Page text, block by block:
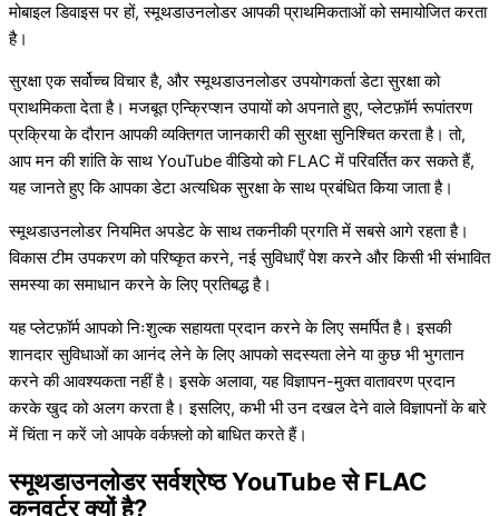
मोबाइल डिवाइस पर हों, स्मूथडाउनलोडर आपकी प्राथमिकताओं को समायोजित करता
है।
सुरक्षा एक सर्वोच्च विचार है, और स्मूथडाउनलोडर उपयोगकर्ता डेटा सुरक्षा को
प्राथमिकता देता है। मजबूत एन्क्रिप्शन उपायों को अपनाते हुए, प्लेटफ़ॉर्म रूपांतरण
प्रक्रिया के दौरान आपकी व्यक्तिगत जानकारी की सुरक्षा सुनिश्चित करता है। तो,
आप मन की शांति के साथ YouTube वीडियो को FLAC में परिवर्तित कर सकते हैं,
यह जानते हुए कि आपका डेटा अत्यधिक सुरक्षा के साथ प्रबंधित किया जाता है।
स्मूथडाउनलोडर नियमित अपडेट के साथ तकनीकी प्रगति में सबसे आगे रहता है।
विकास टीम उपकरण को परिष्कृत करने, नई सुविधाएँ पेश करने और किसी भी संभावित
समस्या का समाधान करने के लिए प्रतिबद्ध है।
यह प्लेटफ़ॉर्म आपको निःशुल्क सहायता प्रदान करने के लिए समर्पित है। इसकी
शानदार सुविधाओं का आनंद लेने के लिए आपको सदस्यता लेने या कुछ भी भुगतान
करने की आवश्यकता नहीं है। इसके अलावा, यह विज्ञापन-मुक्त वातावरण प्रदान
करके खुद को अलग करता है। इसलिए, कभी भी उन दखल देने वाले विज्ञापनों के बारे
में चिंता न करें जो आपके वर्कफ़्लो को बाधित करते हैं।
स्मूथडाउनलोडर सर्वश्रेष्ठ YouTube से FLAC
कनवर्टर क्यों है?